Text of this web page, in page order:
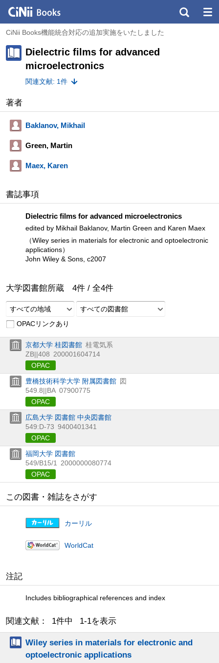
CiNii Books機能統合対応の追加実施をいたしました
Dielectric films for advanced
microelectronics
関連文献: 1件
著者
Baklanov, Mikhail
Green, Martin
Maex, Karen
書誌事項
Dielectric films for advanced microelectronics
edited by Mikhail Baklanov, Martin Green and Karen Maex
（Wiley series in materials for electronic and optoelectronic
applications）
John Wiley & Sons, c2007
大学図書館所蔵 4件 / 全4件
すべての地域
すべての図書館
OPACリンクあり
京都大学 桂図書館 桂電気系
ZB||408 200001604714
OPAC
豊橋技術科学大学 附属図書館 図
549.8||BA 07900775
OPAC
広島大学 図書館 中央図書館
549:D-73 9400401341
OPAC
福岡大学 図書館
549/B15/1
2000000080774
OPAC
この図書・雑誌をさがす
カーリル
WorldCat
注記
Includes bibliographical references and index
関連文献： 1件中 1-1を表示
Wiley series in materials for electronic and
optoelectronic applications